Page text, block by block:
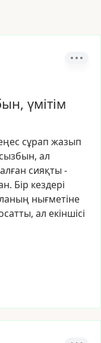
үмітім
сұрап жазып
ал
алған сияқты -
Бір кездері
нығметіне
ал екіншісі